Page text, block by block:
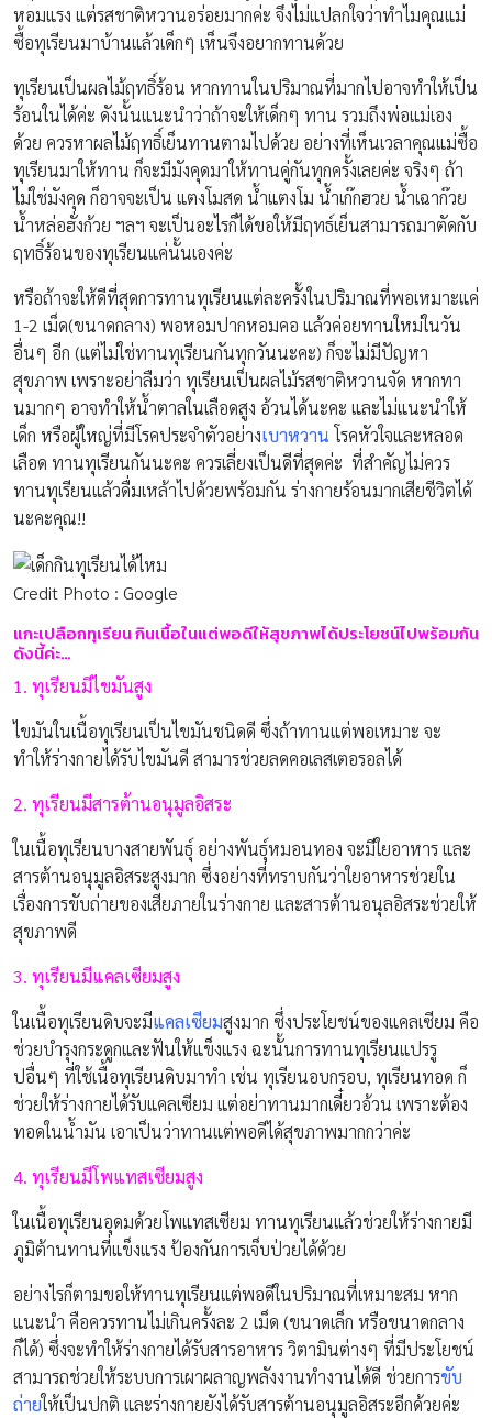
หอมแรง แต่รสชาติหวานอร่อยมากค่ะ จึงไม่แปลกใจว่าทำไมคุณแม่
ซื้อทุเรียนมาบ้านแล้วเด็กๆ เห็นจึงอยากทานด้วย
ทุเรียนเป็นผลไม้ฤทธิ์ร้อน หากทานในปริมาณที่มากไปอาจทำให้เป็น
ร้อนในได้ค่ะ ดังนั้นแนะนำว่าถ้าจะให้เด็กๆ ทาน รวมถึงพ่อแม่เอง
ด้วย ควรหาผลไม้ฤทธิ์เย็นทานตามไปด้วย อย่างที่เห็นเวลาคุณแม่ซื้อ
ทุเรียนมาให้ทาน ก็จะมีมังคุดมาให้ทานคู่กันทุกครั้งเลยค่ะ จริงๆ ถ้า
ไม่ใช่มังคุด ก็อาจจะเป็น แตงโมสด น้ำแตงโม น้ำเก๊กฮวย น้ำเฉาก๊วย
น้ำหล่อฮั่งก้วย ฯลฯ จะเป็นอะไรก็ได้ขอให้มีฤทธ์เย็นสามารถมาตัดกับ
ฤทธิ์ร้อนของทุเรียนแค่นั้นเองค่ะ
หรือถ้าจะให้ดีที่สุดการทานทุเรียนแต่ละครั้งในปริมาณที่พอเหมาะแค่
1-2 เม็ด(ขนาดกลาง) พอหอมปากหอมคอ แล้วค่อยทานใหม่ในวัน
อื่นๆ อีก (แต่ไม่ใช่ทานทุเรียนกันทุกวันนะคะ) ก็จะไม่มีปัญหา
สุขภาพ เพราะอย่าลืมว่า ทุเรียนเป็นผลไม้รสชาติหวานจัด หากทา
นมากๆ อาจทำให้น้ำตาลในเลือดสูง อ้วนได้นะคะ และไม่แนะนำให้
เด็ก หรือผู้ใหญ่ที่มีโรคประจำตัวอย่างเบาหวาน โรคหัวใจและหลอด
เลือด ทานทุเรียนกันนะคะ ควรเลี่ยงเป็นดีที่สุดค่ะ ที่สำคัญไม่ควร
ทานทุเรียนแล้วดื่มเหล้าไปด้วยพร้อมกัน ร่างกายร้อนมากเสียชีวิตได้
นะคะคุณ!!
Credit Photo : Google
แกะเปลือกทุเรียน กินเนื้อในแต่พอดีให้สุขภาพได้ประโยชน์ไปพร้อมกัน
ดังนี้ค่ะ…
1. ทุเรียนมีไขมันสูง
ไขมันในเนื้อทุเรียนเป็นไขมันชนิดดี ซึ่งถ้าทานแต่พอเหมาะ จะ
ทำให้ร่างกายได้รับไขมันดี สามารช่วยลดคอเลสเตอรอลได้
2. ทุเรียนมีสารต้านอนุมูลอิสระ
ในเนื้อทุเรียนบางสายพันธุ์ อย่างพันธุ์หมอนทอง จะมีใยอาหาร และ
สารต้านอนุมูลอิสระสูงมาก ซึ่งอย่างที่ทราบกันว่าใยอาหารช่วยใน
เรื่องการขับถ่ายของเสียภายในร่างกาย และสารต้านอนุลอิสระช่วยให้
สุขภาพดี
3. ทุเรียนมีแคลเซียมสูง
ในเนื้อทุเรียนดิบจะมีแคลเซียมสูงมาก ซึ่งประโยชน์ของแคลเซียม คือ
ช่วยบำรุงกระดูกและฟันให้แข็งแรง ฉะนั้นการทานทุเรียนแปรรู
ปอื่นๆ ที่ใช้เนื้อทุเรียนดิบมาทำ เช่น ทุเรียนอบกรอบ, ทุเรียนทอด ก็
ช่วยให้ร่างกายได้รับแคลเซียม แต่อย่าทานมากเดี๋ยวอ้วน เพราะต้อง
ทอดในน้ำมัน เอาเป็นว่าทานแต่พอดีได้สุขภาพมากกว่าค่ะ
4. ทุเรียนมีโพแทสเซียมสูง
ในเนื้อทุเรียนอุดมด้วยโพแทสเซียม ทานทุเรียนแล้วช่วยให้ร่างกายมี
ภูมิต้านทานที่แข็งแรง ป้องกันการเจ็บป่วยได้ด้วย
อย่างไรก็ตามขอให้ทานทุเรียนแต่พอดีในปริมาณที่เหมาะสม หาก
แนะนำ คือควรทานไม่เกินครั้งละ 2 เม็ด (ขนาดเล็ก หรือขนาดกลาง
ก็ได้) ซึ่งจะทำให้ร่างกายได้รับสารอาหาร วิตามินต่างๆ ที่มีประโยชน์
สามารถช่วยให้ระบบการเผาผลาญพลังงานทำงานได้ดี ช่วยการขับ
ถ่ายให้เป็นปกติ และร่างกายยังได้รับสารต้านอนุมูลอิสระอีกด้วยค่ะ